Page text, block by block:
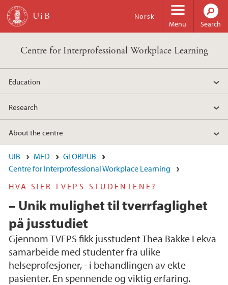
Skip to main content
Menu
Norsk
Search
Centre for Interprofessional Workplace Learning
Education
Research
About the centre
UiB MED
GLOBPUB
Centre for Interprofessional Workplace Learning
HVA SIER TVEPS-STUDENTENE?
– Unik mulighet til tverrfaglighet
på jusstudiet
Gjennom TVEPS fikk jusstudent Thea Bakke Lekva
samarbeide med studenter fra ulike
helseprofesjoner, - i behandlingen av ekte
pasienter. En spennende og viktig erfaring.